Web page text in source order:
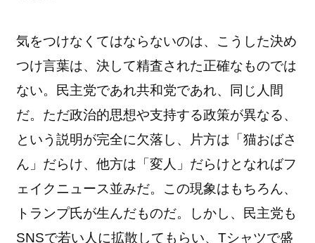
気をつけなくてはならないのは、こうした決め
つけ言葉は、決して精査された正確なものでは
ない。民主党であれ共和党であれ、同じ人間
だ。ただ政治的思想や支持する政策が異なる、
という説明が完全に欠落し、片方は「猫おばさ
ん」だらけ、他方は「変人」だらけとなればフ
ェイクニュース並みだ。この現象はもちろん、
トランプ氏が生んだものだ。しかし、民主党も
SNSで若い人に拡散してもらい、Tシャツで盛